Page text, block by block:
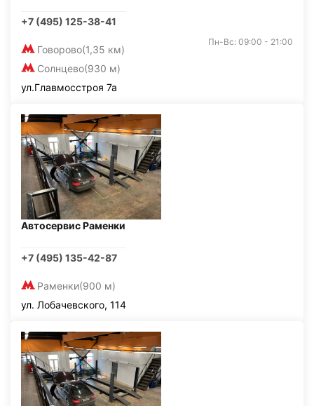
+7 (495) 125-38-41
Говорово(1,35 км)
Солнцево(930 м)
Пн-Вс: 09:00 - 21:00
ул.Главмосстроя 7а
Автосервис Раменки
+7 (495) 135-42-87
Раменки(900 м)
ул. Лобачевского, 114